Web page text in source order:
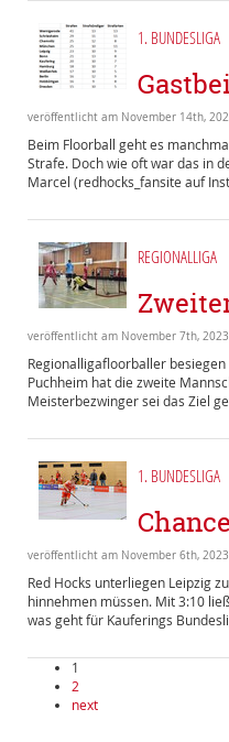
1. BUNDESLIGA
veröffentlicht am November 14th,
Beim Floorball geht es
Strafe. Doch wie oft war das in
Marcel (redhocks_fansite auf
REGIONALLIGA
veröffentlicht am November 7th, 2023
Regionalligafloorballer
Puchheim hat die zweite
Meisterbezwinger sei das Ziel
1. BUNDESLIGA
veröffentlicht am November 6th, 2023
Red Hocks unterliegen Leipzig
hinnehmen müssen. Mit 3:10
was geht für Kauferings
1
2
next